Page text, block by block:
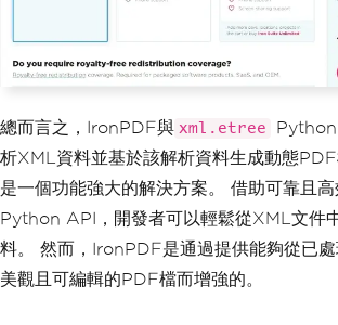
總而言之，IronPDF與 xml.etree
Python
析XML資料並基於該解析資料生成動態PDF
是一個功能強大的解決方案。 借助可靠且高
Python API，開發者可以輕鬆從XML文件
料。 然而，IronPDF是通過提供能夠從已
美觀且可編輯的PDF檔而增強的。